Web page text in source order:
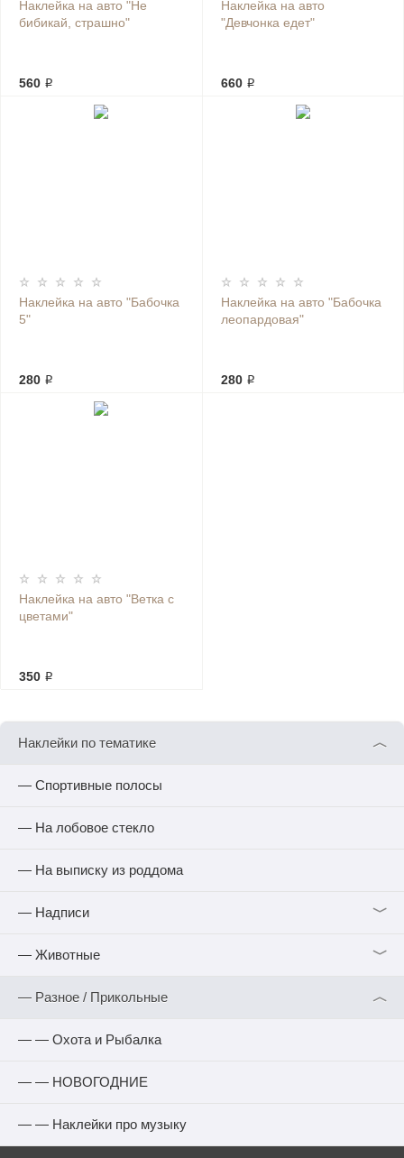
Наклейка на авто "Не
бибикай, страшно"
560 ₽
Наклейка на авто
"Девчонка едет"
660 ₽
Наклейка на авто "Бабочка
5"
280 ₽
Наклейка на авто "Бабочка
леопардовая"
280 ₽
Наклейка на авто "Ветка с
цветами"
350 ₽
Наклейки по тематике ︿
— Спортивные полосы
— На лобовое стекло
— На выписку из роддома
— Надписи ﹀
— Животные ﹀
— Разное / Прикольные ︿
— — Охота и Рыбалка
— — НОВОГОДНИЕ
— — Наклейки про музыку